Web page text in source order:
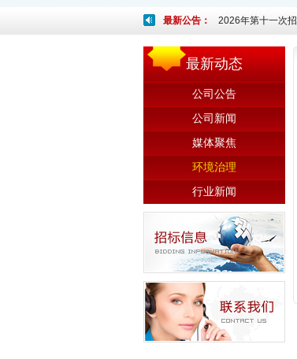
最新公告： 2026年第十一次
最新动态
公司公告
公司新闻
媒体聚焦
环境治理
行业新闻